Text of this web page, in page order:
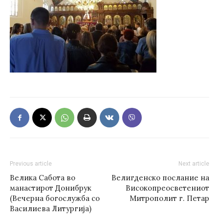
Previous article
Велика Сабота во
манастирот Донибрук
(Вечерна богослужба со
Василиева Литургија)
Next article
Велигденско послание на
Високопреосветениот
Митрополит г. Петар